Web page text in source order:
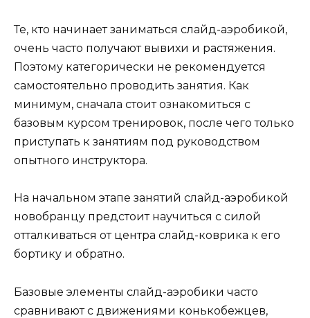
Те, кто начинает заниматься слайд-аэробикой,
очень часто получают вывихи и растяжения.
Поэтому категорически не рекомендуется
самостоятельно проводить занятия. Как
минимум, сначала стоит ознакомиться с
базовым курсом тренировок, после чего только
приступать к занятиям под руководством
опытного инструктора.
На начальном этапе занятий слайд-аэробикой
новобранцу предстоит научиться с силой
отталкиваться от центра слайд-коврика к его
бортику и обратно.
Базовые элементы слайд-аэробики часто
сравнивают с движениями конькобежцев,